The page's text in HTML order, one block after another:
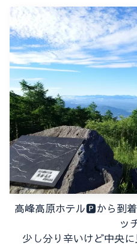
高峰高原ホテル🅿から到
ッ
少し分り辛いけど中央